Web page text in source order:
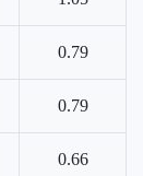
0.79
0.79
0.66